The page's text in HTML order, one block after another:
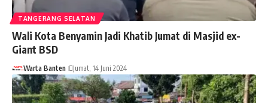
TANGERANG SELATAN
Wali Kota Benyamin Jadi Khatib Jumat di Masjid ex-
Giant BSD
Warta Banten Jumat, 14 Juni 2024